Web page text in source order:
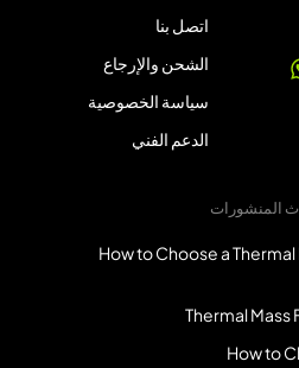
اتصل بنا
الشحن والإرجاع
سياسة الخصوصية
الدعم الفني
المنشورات
How to Choose a
Thermal Mass
How to